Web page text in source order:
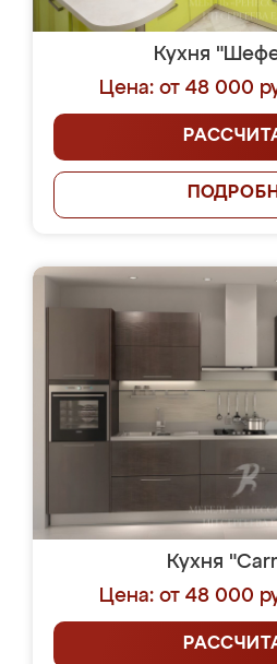
Кухня
Цена: от 48 000
Кухня
Цена: от 48 000